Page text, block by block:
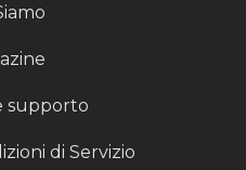
supporto
di Servizio